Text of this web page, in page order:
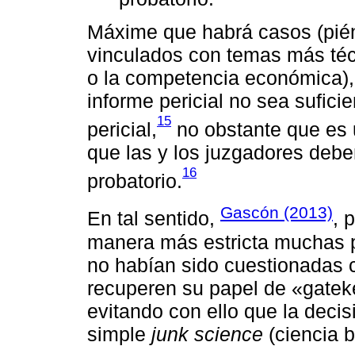
Máxime que habrá casos
vinculados con temas más
o la competencia
informe pericial no sea
pericial,15 no obstante que
que las y los juzgadores
probatorio.16
En tal sentido, Gascón (2013),
manera más estricta
no habían sido cuestionadas
recuperen su papel de
evitando con ello que la
simple junk science (ciencia